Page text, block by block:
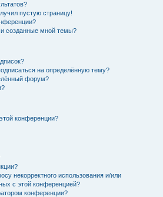
пустую страницу!
созданные мной темы?
на определённую тему?
форум?
конференции?
некорректного использования и/или
с этой конференцией?
конференции?